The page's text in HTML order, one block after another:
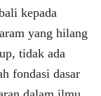
kepada
yang hilang
tidak ada
fondasi dasar